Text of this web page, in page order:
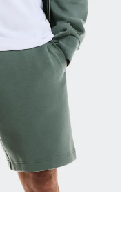
più stretto (in
dei fianchi da un
divaricate.